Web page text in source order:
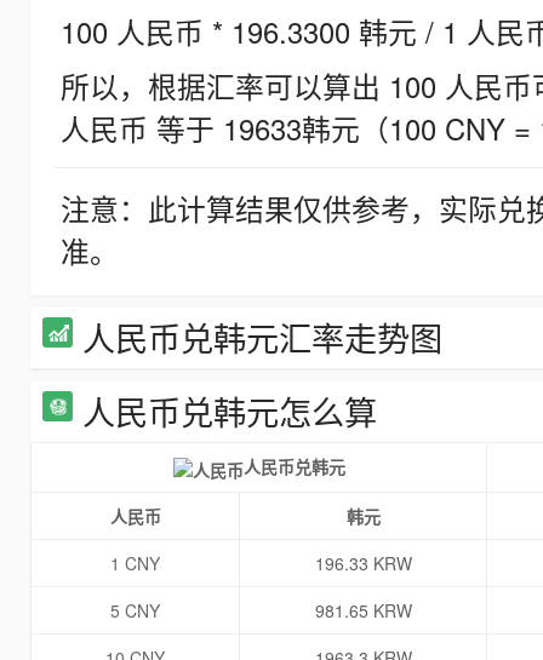
100 人民币 * 196.3300 韩元 / 1 人民
所以，根据汇率可以算出 100 人民
人民币 等于 19633韩元（100 CNY =
注意：此计算结果仅供参考，实际
准。
人民币兑韩元汇率走势图
人民币兑韩元怎么算
人民币兑韩元
人民币
韩元
1 CNY
196.33 KRW
5 CNY
981.65 KRW